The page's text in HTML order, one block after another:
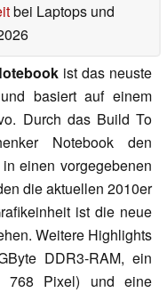
bei Laptops und
ist das neuste
basiert auf einem
Durch das Build To
Notebook den
einen vorgegebenen
die aktuellen 2010er
ist die neue
Weitere Highlights
DDR3-RAM, ein
768 Pixel) und eine